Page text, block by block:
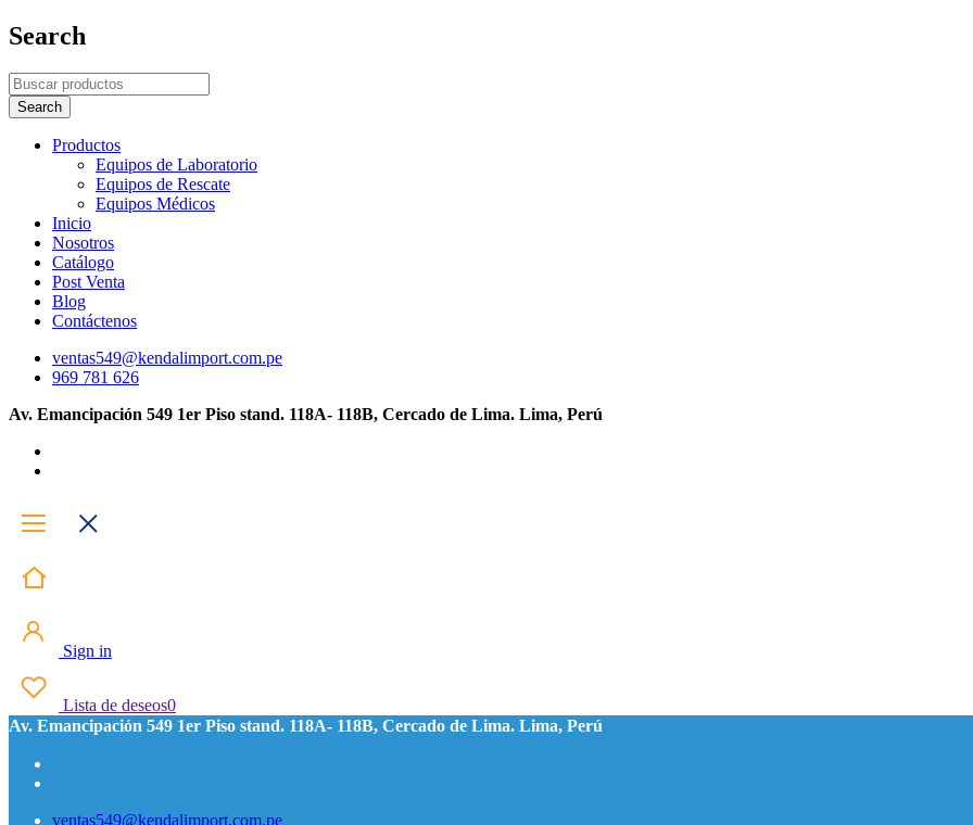
Search
Productos
Equipos de Laboratorio
Equipos de Rescate
Equipos Médicos
Inicio
Nosotros
Catálogo
Post Venta
Blog
Contáctenos
ventas549@kendalimport.com.pe
969 781 626
Av. Emancipación 549 1er Piso stand. 118A- 118B, Cercado de Lima. Lima, Perú
Sign in
Lista de deseos0
Av. Emancipación 549 1er Piso stand. 118A- 118B, Cercado de Lima. Lima, Perú
ventas549@kendalimport.com.pe